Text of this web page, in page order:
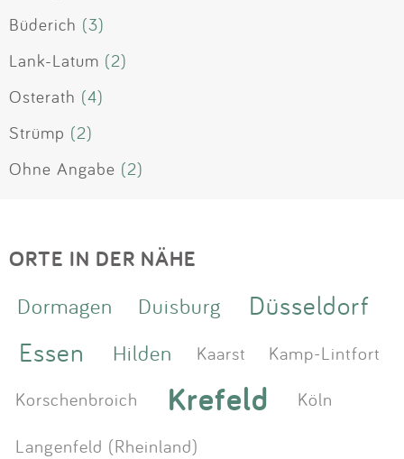
Büderich (3)
Lank-Latum (2)
Osterath (4)
Strümp (2)
Ohne Angabe (2)
ORTE IN DER NÄHE
Dormagen Duisburg
Düsseldorf
Essen
Hilden Kaarst
Kamp-Lintfort
Korschenbroich
Krefeld
Köln
Langenfeld (Rheinland)